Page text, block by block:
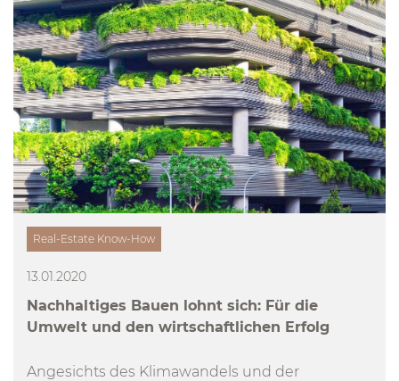
Real-Estate Know-How
13.01.2020
Nachhaltiges Bauen lohnt sich: Für die
Umwelt und den wirtschaftlichen Erfolg
Angesichts des Klimawandels und der